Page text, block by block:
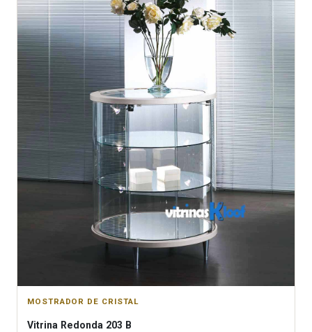
MOSTRADOR DE CRISTAL
Vitrina Redonda 203 B